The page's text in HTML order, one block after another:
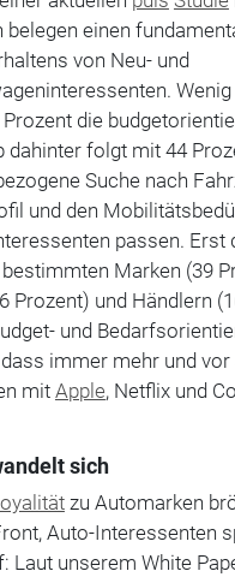
einen
von Neu- und
die
dahinter folgt mit 44
Suche nach
und den
passen. Erst
Marken (39
Prozent) und Händlern
und
immer mehr und
mitApple, Netflix und
sich
zu Automarken
Auto-Interessenten
Laut unserem White